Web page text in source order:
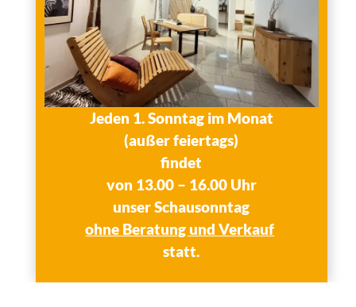
Jeden 1. Sonntag im Monat
(außer feiertags)
findet
von 13.00 – 16.00 Uhr
unserSchausonntag
ohne Beratung und Verkauf
statt.